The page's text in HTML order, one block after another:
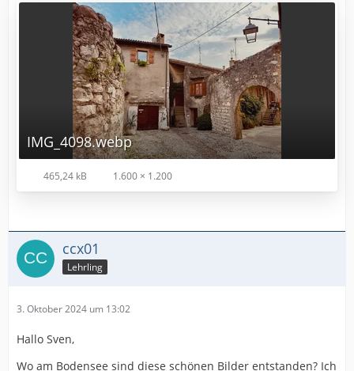
IMG_4098.webp
465,24 kB 1.600 × 1.200
ccx01
Lehrling
3. Oktober 2024 um 13:02
Hallo Sven,
Wo am Bodensee sind diese schönen Bilder entstanden? Ich